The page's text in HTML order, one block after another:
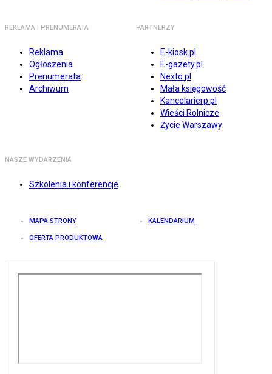
REKLAMA I PRENUMERATA
Reklama
Ogłoszenia
Prenumerata
Archiwum
PARTNERZY
E-kiosk.pl
E-gazety.pl
Nexto.pl
Mała księgowość
Kancelarierp.pl
Wieści Rolnicze
Życie Warszawy
NASZE WYDARZENIA
Szkolenia i konferencje
MAPA STRONY KALENDARIUM
OFERTA PRODUKTOWA